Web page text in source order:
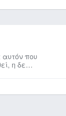
που
η δε